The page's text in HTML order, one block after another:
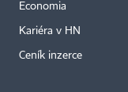
Economia
Kariéra v HN
Ceník inzerce